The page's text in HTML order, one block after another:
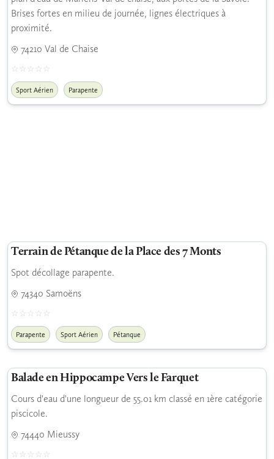
Brises fortes en milieu de journée, lignes électriques à
proximité.
74210 Val de Chaise
Sport Aérien Parapente
Terrain de Pétanque de la Place des 7 Monts
Spot décollage parapente.
74340 Samoëns
Parapente Sport Aérien Pétanque
Balade en Hippocampe Vers le Farquet
Cours d'eau d'une longueur de 55.01 km classé en 1ère catégorie
piscicole.
74440 Mieussy